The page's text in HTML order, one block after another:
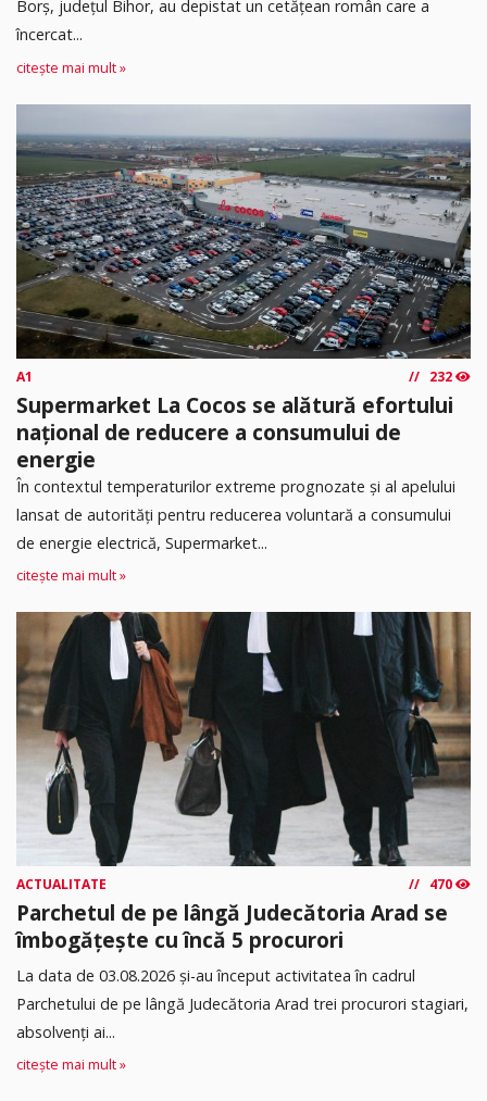
Borș, județul Bihor, au depistat un cetățean român care a
încercat...
citește mai mult »
A1 232
Supermarket La Cocos se alătură efortului
național de reducere a consumului de
energie
În contextul temperaturilor extreme prognozate și al apelului
lansat de autorități pentru reducerea voluntară a consumului
de energie electrică, Supermarket...
citește mai mult »
ACTUALITATE 470
Parchetul de pe lângă Judecătoria Arad se
îmbogățește cu încă 5 procurori
La data de 03.08.2026 şi-au început activitatea în cadrul
Parchetului de pe lângă Judecătoria Arad trei procurori stagiari,
absolvenţi ai...
citește mai mult »